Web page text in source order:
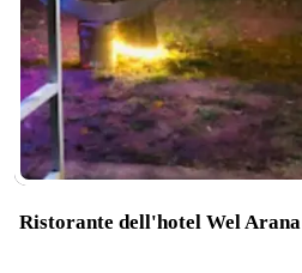
Ristorante dell'hotel Wel Arana